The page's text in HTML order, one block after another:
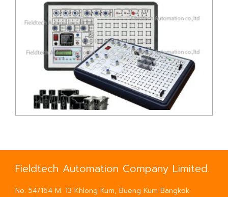
Fieldtech Automation Company Limited.
No. 54/164 M. 13 Khlong Kum, Bueng Kum Bangkok